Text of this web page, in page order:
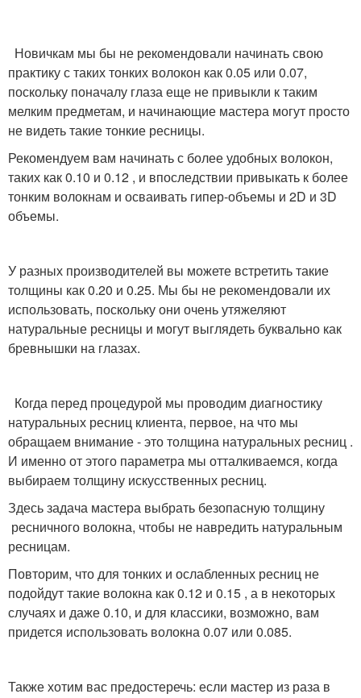
Новичкам мы бы не рекомендовали начинать свою
практику с таких тонких волокон как 0.05 или 0.07,
поскольку поначалу глаза еще не привыкли к таким
мелким предметам, и начинающие мастера могут просто
не видеть такие тонкие ресницы.
Рекомендуем вам начинать с более удобных волокон,
таких как 0.10 и 0.12 , и впоследствии привыкать к более
тонким волокнам и осваивать гипер-объемы и 2D и 3D
объемы.
У разных производителей вы можете встретить такие
толщины как 0.20 и 0.25. Мы бы не рекомендовали их
использовать, поскольку они очень утяжеляют
натуральные ресницы и могут выглядеть буквально как
бревнышки на глазах.
Когда перед процедурой мы проводим диагностику
натуральных ресниц клиента, первое, на что мы
обращаем внимание - это толщина натуральных ресниц .
И именно от этого параметра мы отталкиваемся, когда
выбираем толщину искусственных ресниц.
Здесь задача мастера выбрать безопасную толщину
ресничного волокна, чтобы не навредить натуральным
ресницам.
Повторим, что для тонких и ослабленных ресниц не
подойдут такие волокна как 0.12 и 0.15 , а в некоторых
случаях и даже 0.10, и для классики, возможно, вам
придется использовать волокна 0.07 или 0.085.
Также хотим вас предостеречь: если мастер из раза в